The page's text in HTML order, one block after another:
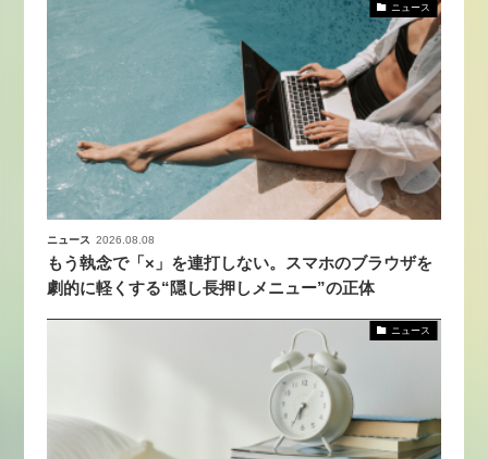
ニュース
ニュース 2026.08.08
もう執念で「×」を連打しない。スマホのブラウザを
劇的に軽くする“隠し長押しメニュー”の正体
ニュース